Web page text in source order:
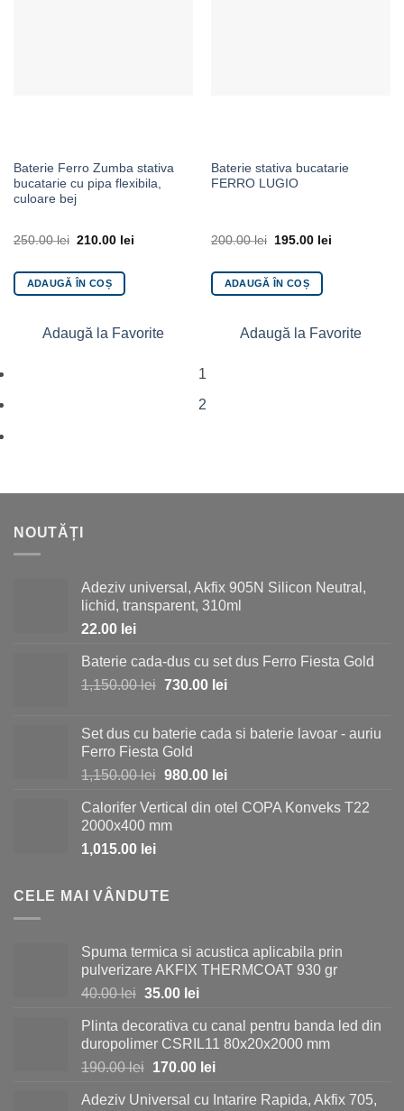
Baterie Ferro Zumba stativa
bucatarie cu pipa flexibila,
culoare bej
250.00lei 210.00 lei
ADAUGĂ ÎN COȘ
Adaugă la Favorite
Baterie stativa bucatarie
FERRO LUGIO
200.00lei 195.00 lei
ADAUGĂ ÎN COȘ
Adaugă la Favorite
1
2
NOUTĂȚI
Adeziv universal, Akfix 905N Silicon Neutral,
lichid, transparent, 310ml
22.00 lei
Baterie cada-dus cu set dus Ferro Fiesta Gold
1,150.00lei Prețul
fost:
1,150.00 lei.
730.00 leiPrețul
730.00 lei.
Set dus cu baterie cada si baterie lavoar - auriu
Ferro Fiesta Gold
1,150.00lei Prețul
a
fost:
980.00 leiPrețul
este:
Calorifer Vertical din otel COPA Konveks T22
2000x400 mm
1,015.00 lei
CELE MAI VÂNDUTE
Spuma termica si acustica aplicabila prin
pulverizare AKFIX THERMCOAT 930 gr
40.00lei Prețul
a
fost:
40.00 lei.
35.00 leiPrețul
este:
35.00 lei.
Plinta decorativa cu canal pentru banda led din
duropolimer CSRIL11 80x20x2000 mm
190.00lei Prețul
a
170.00 leiPrețul
este:
Adeziv Universal cu Intarire Rapida, Akfix 705,